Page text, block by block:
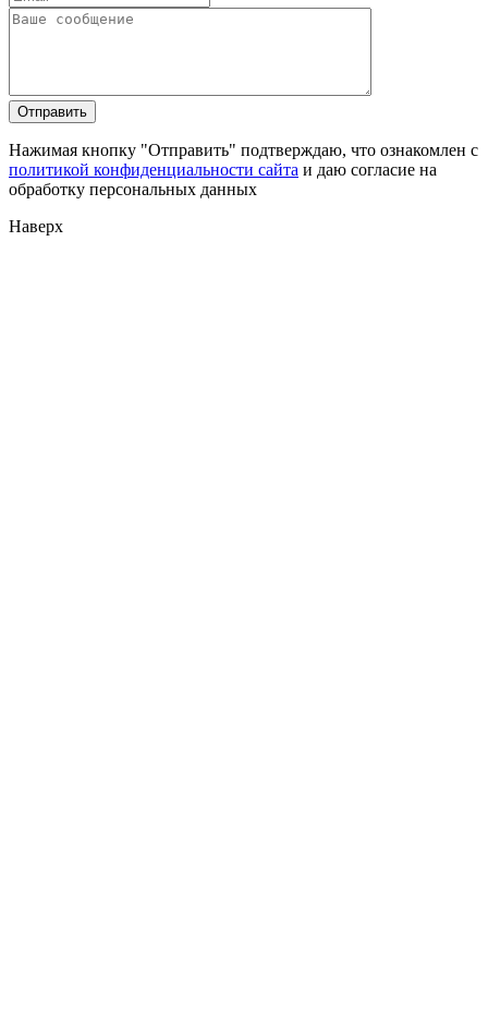
Нажимая кнопку "Отправить" подтверждаю, что ознакомлен с
политикой конфиденциальности сайта и даю согласие на
обработку персональных данных
Наверх